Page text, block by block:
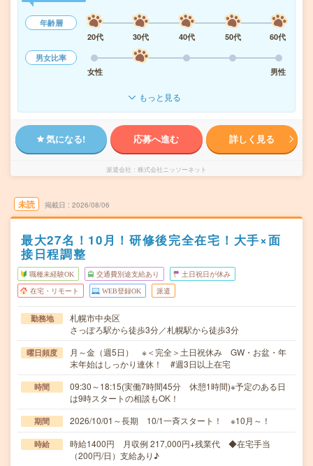
年齢層
20代
30代 40代 50代
60代
男女比率
女性
男性
もっと見る
気になる! 応募へ進む 詳しく見る
派遣会社 株式会社ニッソーネット
未読 掲載日 2026/08/06
最大27名！10月！研修後完全在宅！大手×面
接日程調整
職種未経験OK 交通費別途支給あり 土日祝日が休み
在宅・リモート WEB登録OK 派遣
勤務地
札幌市中央区
さっぽろ駅から徒歩3分／札幌駅から徒歩3分
曜日頻度
月～金（週5日） ※＜完全＞土日祝休み GW・お盆・年
末年始はしっかり連休！ #週3日以上在宅
時間
09:30～18:15(実働7時間45分 休憩1時間)※予定のある日
は9時スタートの相談もOK！
期間 2026/10/01～長期 10/1一斉スタート！ ※10月～！
時給
時給1400円 月収例 217,000円+残業代 ◆在宅手当
（200円/日）支給あり♪